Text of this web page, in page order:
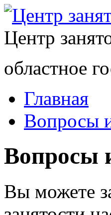
Центр
областное
Главная
Вопросы
Вопросы
Вы можете